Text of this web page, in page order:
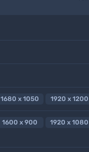
1680 x 1050 1920 x 1200
1600 x 900 1920 x 1080